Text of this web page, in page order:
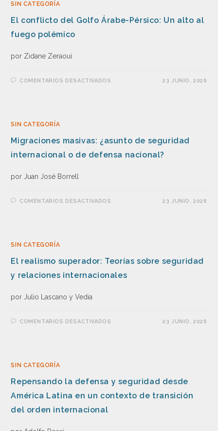
SIN CATEGORÍA
El conflicto del Golfo Árabe-Pérsico: Un alto al
fuego polémico
por Zidane Zeraoui
COMENTARIOS DESACTIVADOS 23 JUNIO, 2026
SIN CATEGORÍA
Migraciones masivas: ¿asunto de seguridad
internacional o de defensa nacional?
por Juan José Borrell
COMENTARIOS DESACTIVADOS 23 JUNIO, 2026
SIN CATEGORÍA
El realismo superador: Teorías sobre seguridad
y relaciones internacionales
por Julio Lascano y Vedia
COMENTARIOS DESACTIVADOS 23 JUNIO, 2026
SIN CATEGORÍA
Repensando la defensa y seguridad desde
América Latina en un contexto de transición
del orden internacional